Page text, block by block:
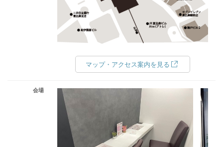
マップ・アクセス案内を見る
会場